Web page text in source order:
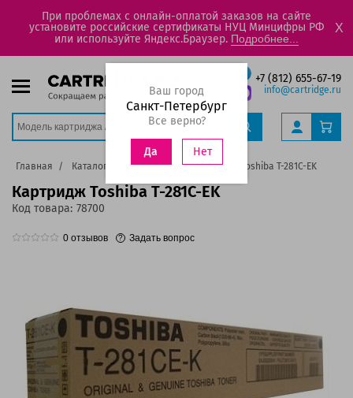
При проблемах с онлайн-оплатой заказов на сайте
установите российские сертификаты НУЦ Минцифры РФ
или используйте Яндекс.Браузер. Подробнее...
X
+7 (812) 655-67-19
info@cartridge.ru
Ваш город
Санкт-Петербург
Все верно?
Да Нет
Главная Каталог Картриджи Картридж Toshiba T-281C-EK
Картридж Toshiba T-281C-EK
Код товара: 78700
0 отзывов Задать вопрос